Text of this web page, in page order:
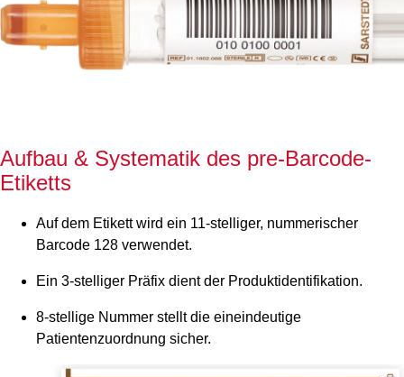
Aufbau & Systematik des pre-Barcode-
Etiketts
Auf dem Etikett wird ein 11-stelliger, nummerischer
Barcode 128 verwendet.
Ein 3-stelliger Präfix dient der Produktidentifikation.
8-stellige Nummer stellt die eineindeutige
Patientenzuordnung sicher.